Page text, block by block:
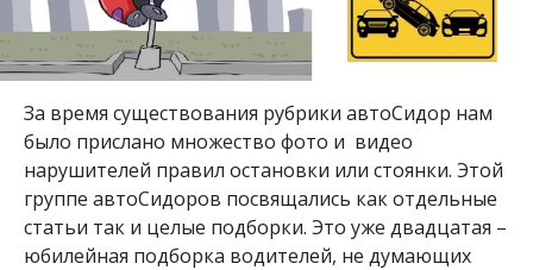
За время существования рубрики автоСидор нам
было прислано множество фото и видео
нарушителей правил остановки или стоянки. Этой
группе автоСидоров посвящались как отдельные
статьи так и целые подборки. Это уже двадцатая –
юбилейная подборка водителей, не думающих